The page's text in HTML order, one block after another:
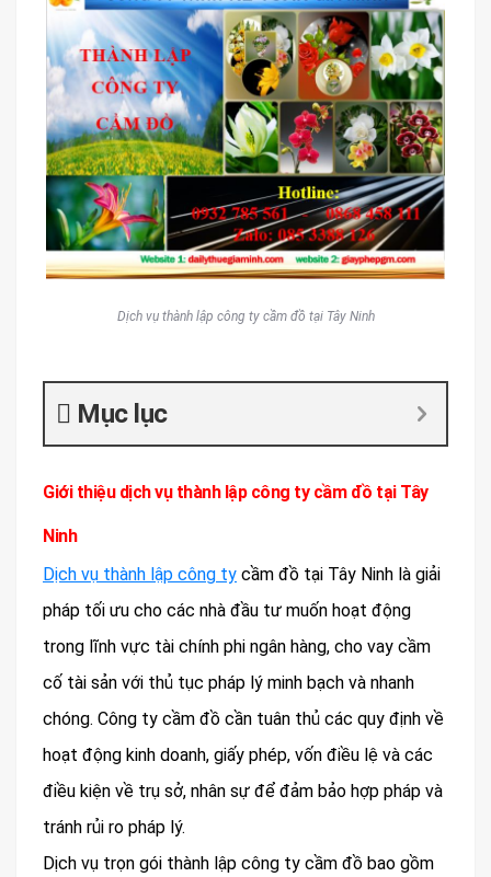
Dịch vụ thành lập công ty cầm đồ tại Tây Ninh
Mục lục
Giới thiệu dịch vụ thành lập công ty cầm đồ tại Tây
Ninh
Dịch vụ thành lập công ty cầm đồ tại Tây Ninh là giải
pháp tối ưu cho các nhà đầu tư muốn hoạt động
trong lĩnh vực tài chính phi ngân hàng, cho vay cầm
cố tài sản với thủ tục pháp lý minh bạch và nhanh
chóng. Công ty cầm đồ cần tuân thủ các quy định về
hoạt động kinh doanh, giấy phép, vốn điều lệ và các
điều kiện về trụ sở, nhân sự để đảm bảo hợp pháp và
tránh rủi ro pháp lý.
Dịch vụ trọn gói thành lập công ty cầm đồ bao gồm